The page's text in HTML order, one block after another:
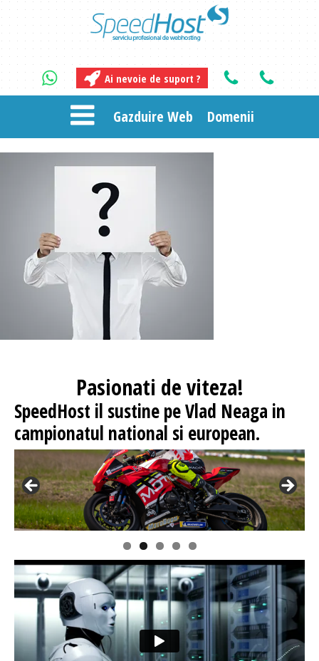
Ai nevoie de suport ?
Gazduire Web Domenii
Pasionati de viteza!
SpeedHost il sustine pe Vlad Neaga in
campionatul national si european.